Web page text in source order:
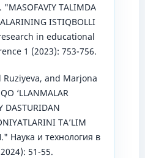
TALIMDA
ISTIQBOLLI
in educational
1 (2023): 753-756.
Ruziyeva, and Marjona
‘LLANMALAR
DASTURIDAN
TA’LIM
Наука и технология в
51-55.